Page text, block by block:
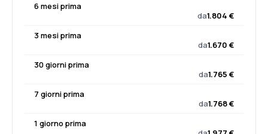
6 mesi prima
da1.804 €
3 mesi prima
da1.670 €
30 giorni prima
da1.765 €
7 giorni prima
da1.768 €
1 giorno prima